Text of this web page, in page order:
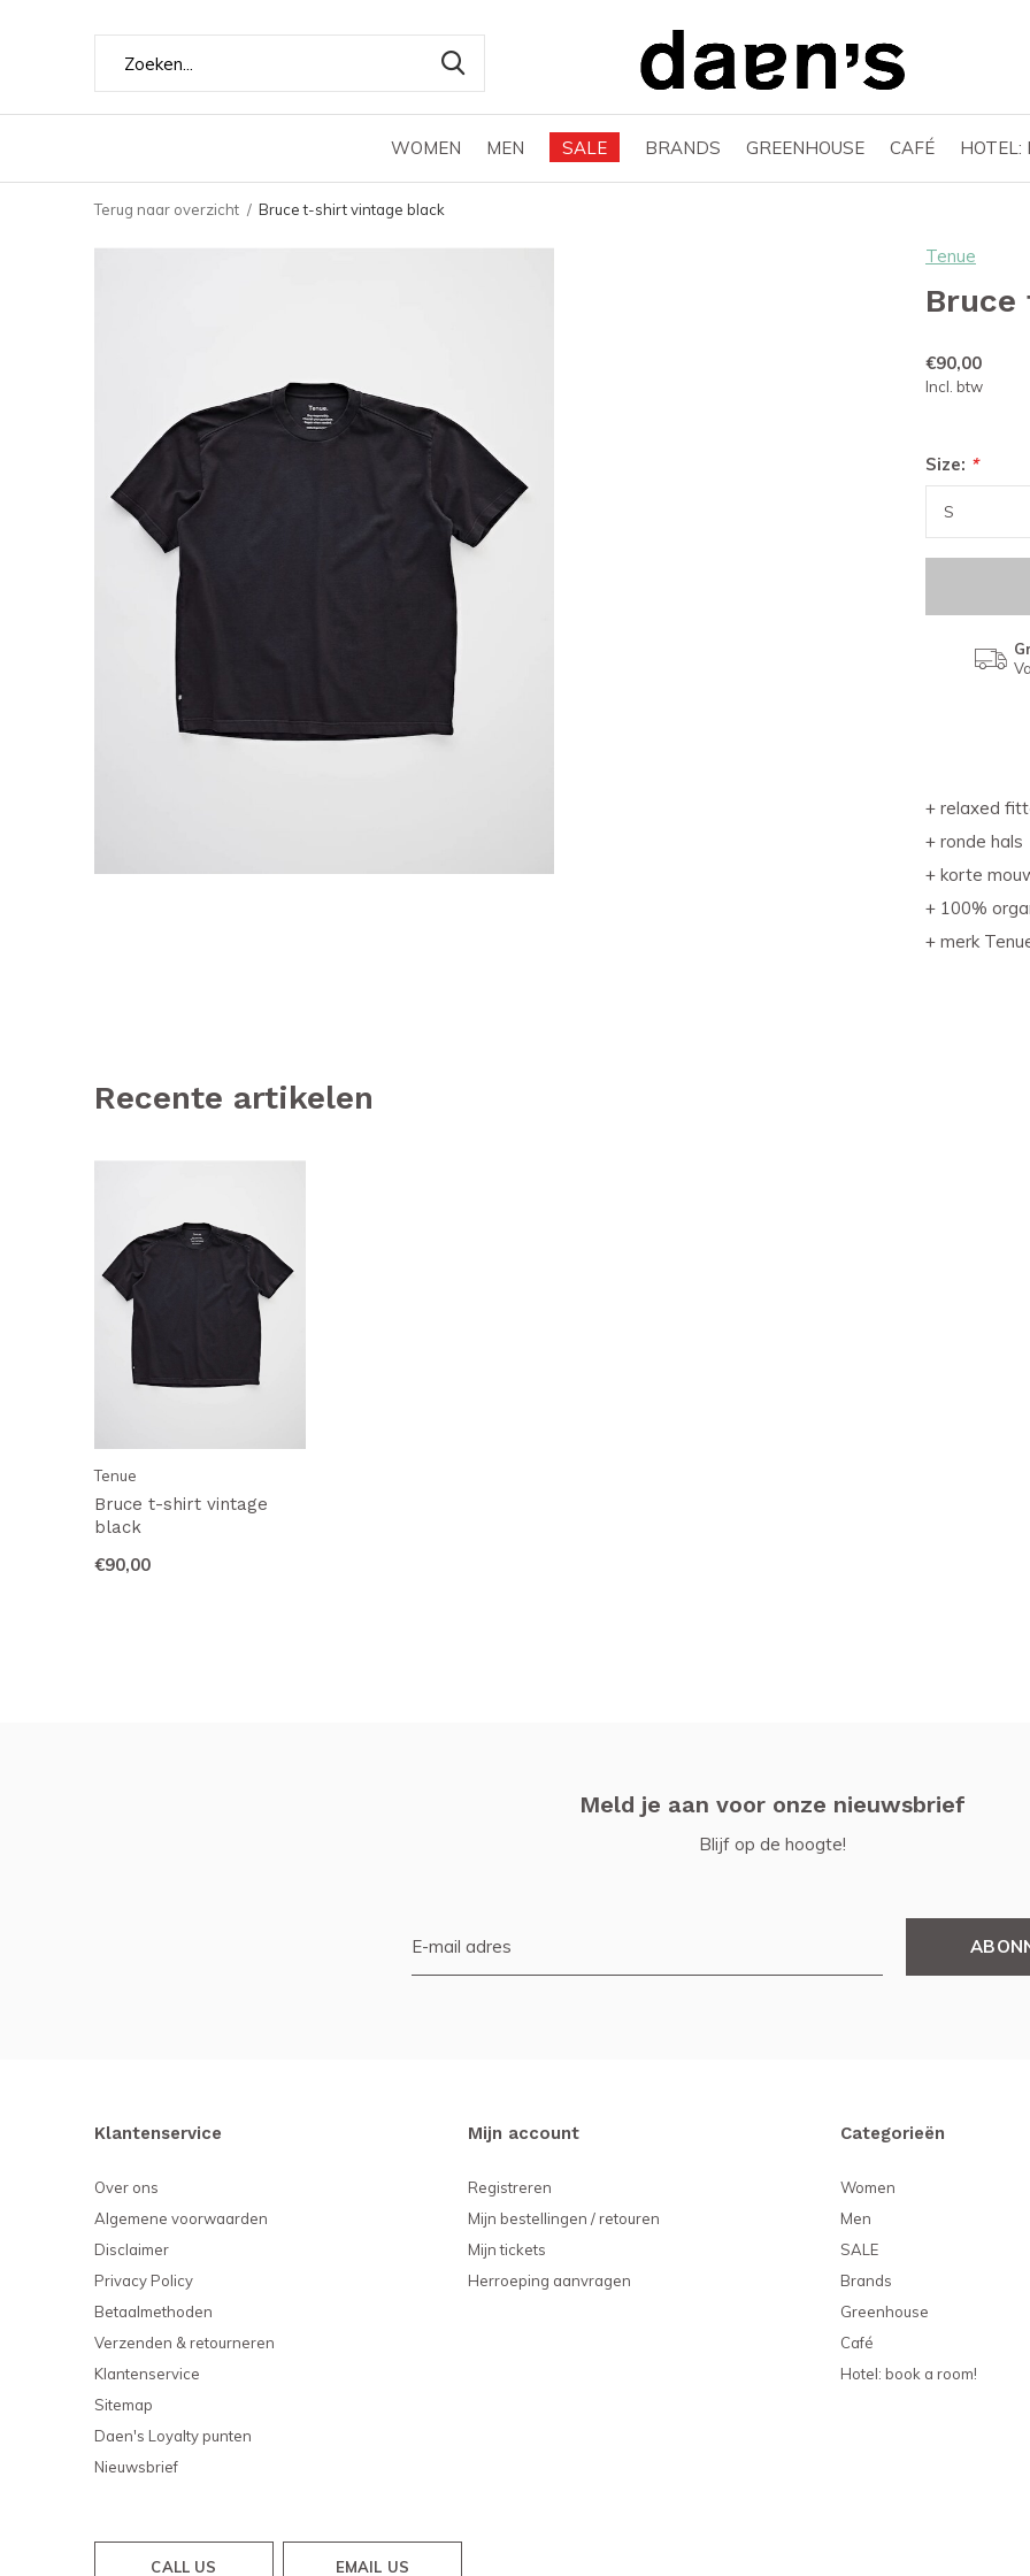
WOMEN MEN SALE BRANDS GREENHOUSE CAFÉ HOTEL:
Terug naar overzicht Bruce t-shirt vintage black
Tenue
€90,00
Incl. btw
Size: *
+ relaxed
+ ronde hals
+ korte
+ 100%
+ merk
Recente artikelen
Tenue
Bruce t-shirt vintage
black
€90,00
Meld je aan voor onze nieuwsbrief
Blijf op de hoogte!
Klantenservice
Over ons
Algemene voorwaarden
Disclaimer
Privacy Policy
Betaalmethoden
Verzenden & retourneren
Klantenservice
Sitemap
Daen's Loyalty punten
Nieuwsbrief
Mijn account
Registreren
Mijn bestellingen / retouren
Mijn tickets
Herroeping aanvragen
Categorieën
Women
Men
SALE
Brands
Greenhouse
Café
Hotel: book a room!
CALL US EMAIL US